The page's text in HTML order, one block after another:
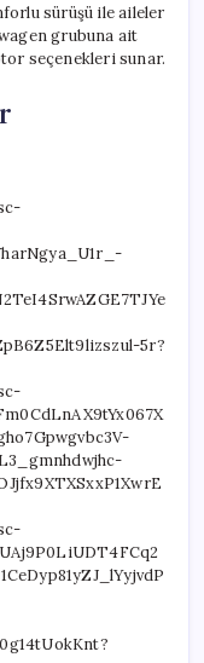
sürüşü ile aileler
grubuna ait
seçenekleri sunar.